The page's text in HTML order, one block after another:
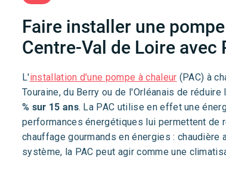
Faire installer une
Centre-Val de Loire avec
L'installation d'une pompe à chaleur (PAC) à
Touraine, du Berry ou de l'Orléanais de
% sur 15 ans. La PAC utilise en effet une
performances énergétiques lui permettent de
chauffage gourmands en énergies : chaudière
système, la PAC peut agir comme une